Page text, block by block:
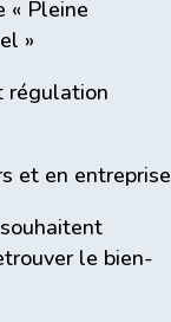
« Pleine
»
régulation
et en entreprise
le bien-